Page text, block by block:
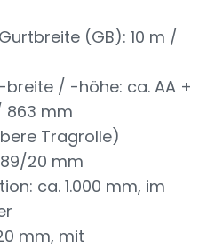
(GB): 10 m /
/ -höhe: ca. AA +
863 mm
Tragrolle)
20 mm
ca. 1.000 mm, im
mm, mit